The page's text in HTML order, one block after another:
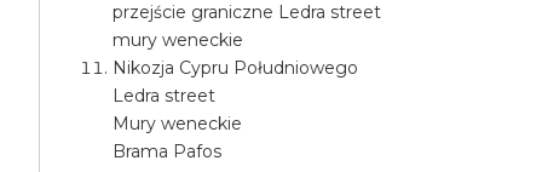
przejście graniczne Ledra street
mury weneckie
Nikozja Cypru Południowego
Ledra street
Mury weneckie
Brama Pafos